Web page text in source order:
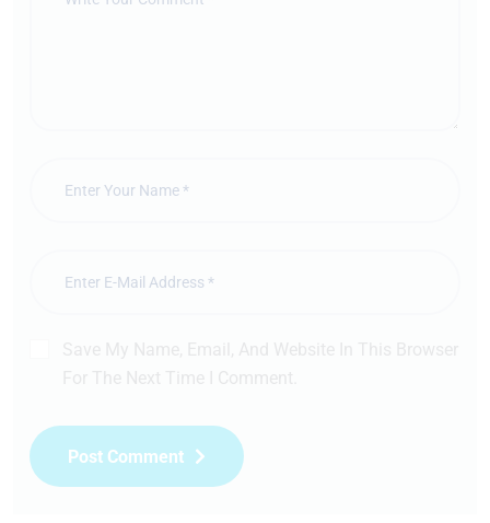
Post Comment